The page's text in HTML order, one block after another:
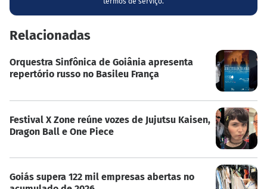
Relacionadas
Orquestra Sinfônica de Goiânia apresenta
repertório russo no Basileu França
Festival X Zone reúne vozes de Jujutsu Kaisen,
Dragon Ball e One Piece
Goiás supera 122 mil empresas abertas no